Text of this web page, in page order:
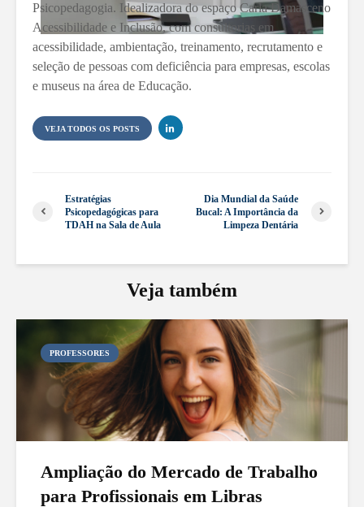
Psicopedagogia. Idealizadora do espaço Carla Damasceno
Acessibilidade e Inclusão, com consultorias em
acessibilidade, ambientação, treinamento, recrutamento e
seleção de pessoas com deficiência para empresas, escolas
e museus na área de Educação.
VEJA TODOS OS POSTS
Estratégias
Psicopedagógicas para
TDAH na Sala de Aula
Dia Mundial da Saúde
Bucal: A Importância da
Limpeza Dentária
Veja também
PROFESSORES
Ampliação do Mercado de Trabalho
para Profissionais em Libras